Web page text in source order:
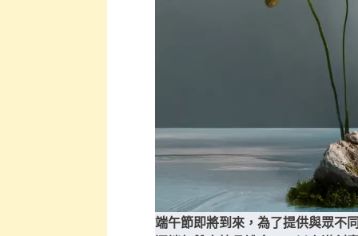
端午節即將到來，為了提供與眾不